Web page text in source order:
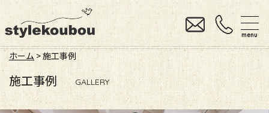
menu
ホーム >施工事例
施工事例 GALLERY